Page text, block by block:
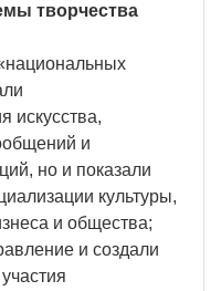
творчества
искусства,
и
но и показали
культуры,
и общества;
и создали